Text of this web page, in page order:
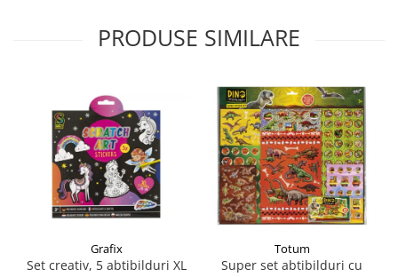
PRODUSE SIMILARE
Grafix
Set creativ, 5 abtibilduri XL
Totum
Super set abtibilduri cu